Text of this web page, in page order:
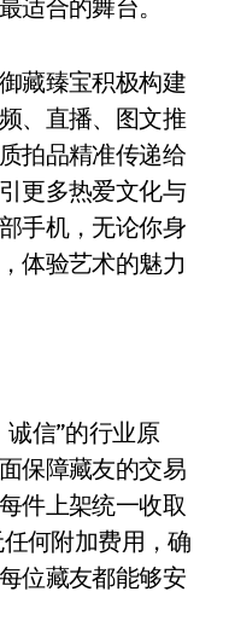
适合的舞台。
藏臻宝积极构建
、直播、图文推
拍品精准传递给
更多热爱文化与
手机，无论你身
体验艺术的魅力
信”的行业原
保障藏友的交易
件上架统一收取
何附加费用，确
位藏友都能够安